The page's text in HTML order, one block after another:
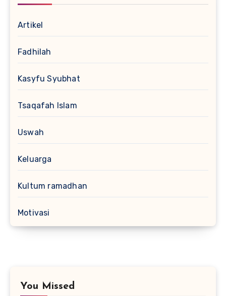
Artikel
Fadhilah
Kasyfu Syubhat
Tsaqafah Islam
Uswah
Keluarga
Kultum ramadhan
Motivasi
You Missed